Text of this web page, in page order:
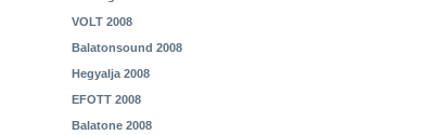
VOLT 2008
Balatonsound 2008
Hegyalja 2008
EFOTT 2008
Balatone 2008